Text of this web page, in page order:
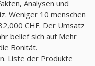
Analysen und
Weniger 10 menschen
CHF. Der Umsatz
belief sich auf Mehr
Bonität.
Liste der Produkte